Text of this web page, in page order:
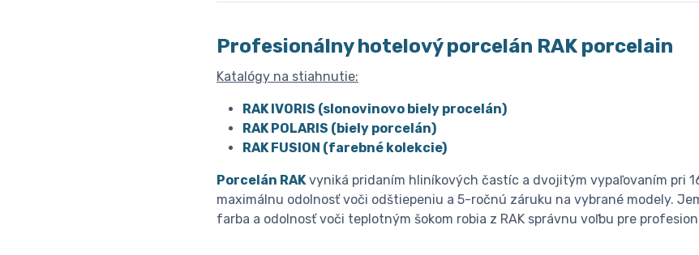
Profesionálny hotelový porcelán RAK porcelain
Katalógy na stiahnutie:
RAK IVORIS (slonovinovo biely procelán)
RAK POLARIS (biely porcelán)
RAK FUSION (farebné kolekcie)
Porcelán RAKvyniká pridaním hliníkových častíc a dvojitým vypaľovaním pri
maximálnu odolnosť voči odštiepeniu a 5-ročnú záruku na vybrané modely.
farba a odolnosť voči teplotným šokom robia z RAK správnu voľbu pre